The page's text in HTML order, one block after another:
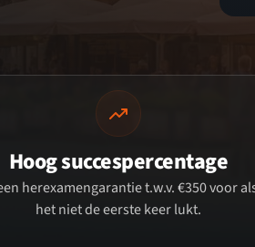
Hoog succespercentage
herexamengarantie t.w.v. €350 voor
het niet de eerste keer lukt.